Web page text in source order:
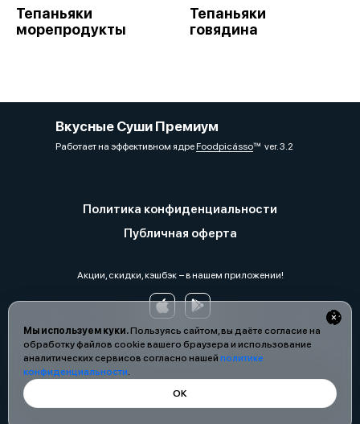
Мы используем куки.Пользуясь сайтом, вы даёте согласие на
обработку файлов cookie вашего браузера и использование
аналитических сервисов согласно нашей политике
конфиденциальности.
ОК
Тепаньяки
морепродукты
Тепаньяки
говядина
Вкусные Суши Премиум
Работает на эффективном ядреFoodpicássover. 3.2
Политика конфиденциальности
Публичная оферта
Акции, скидки, кэшбэк − в нашем приложении!